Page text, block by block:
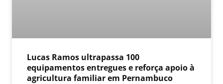
Lucas Ramos ultrapassa 100
equipamentos entregues e reforça apoio à
agricultura familiar em Pernambuco